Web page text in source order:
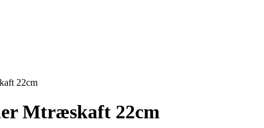
22cm
Mtræskaft 22cm